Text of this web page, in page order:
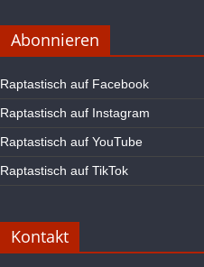
Abonnieren
Raptastisch auf Facebook
Raptastisch auf Instagram
Raptastisch auf YouTube
Raptastisch auf TikTok
Kontakt